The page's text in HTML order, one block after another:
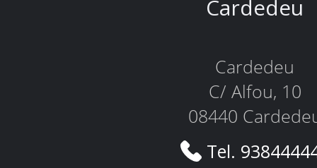
Cardedeu
Cardedeu
C/ Alfou, 10
08440
Tel.